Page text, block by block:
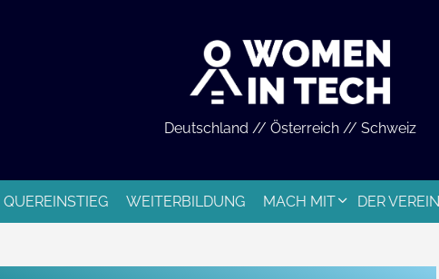
Deutschland // Österreich // Schweiz
QUEREINSTIEG WEITERBILDUNG MACH MIT DER VEREIN